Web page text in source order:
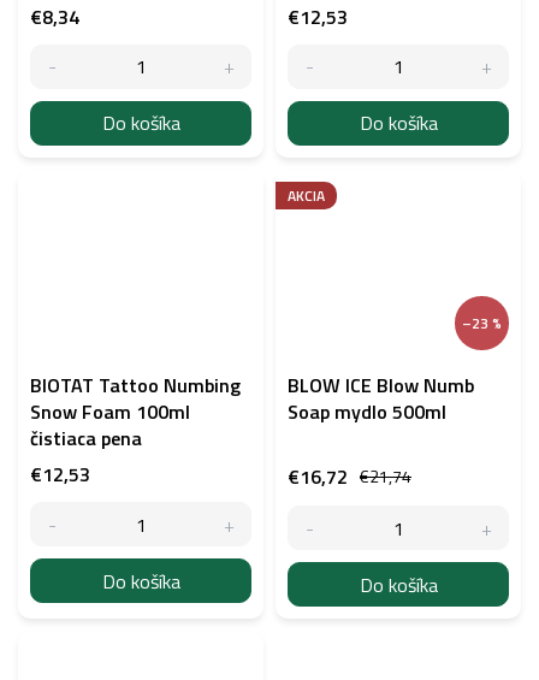
€8,34
Do košíka
€12,53
Do košíka
BIOTAT Tattoo Numbing
Snow Foam 100ml
čistiaca pena
€12,53
Do košíka
AKCIA
–23 %
BLOW ICE Blow Numb
Soap mydlo 500ml
€21,74
€16,72
Do košíka